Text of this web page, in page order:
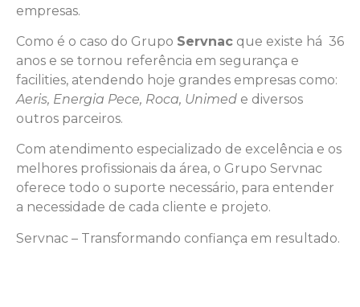
empresas.
Como é o caso do Grupo Servnac que existe há 36
anos e se tornou referência em segurança e
facilities, atendendo hoje grandes empresas como:
Aeris, Energia Pece, Roca, Unimed e diversos
outros parceiros.
Com atendimento especializado de excelência e os
melhores profissionais da área, o Grupo Servnac
oferece todo o suporte necessário, para entender
a necessidade de cada cliente e projeto.
Servnac – Transformando confiança em resultado.